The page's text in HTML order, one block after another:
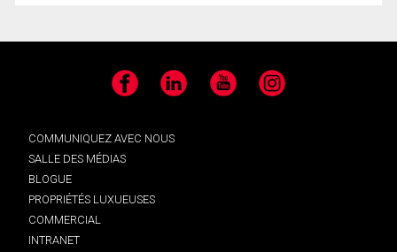
Facebook LinkedIn YouTube Instagram
COMMUNIQUEZ AVEC NOUS
SALLE DES MÉDIAS
BLOGUE
PROPRIÉTÉS LUXUEUSES
COMMERCIAL
INTRANET